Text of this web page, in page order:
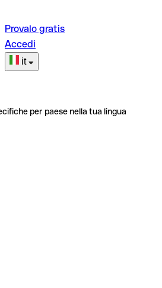
Provalo gratis
Accedi
it
per paese nella tua lingua